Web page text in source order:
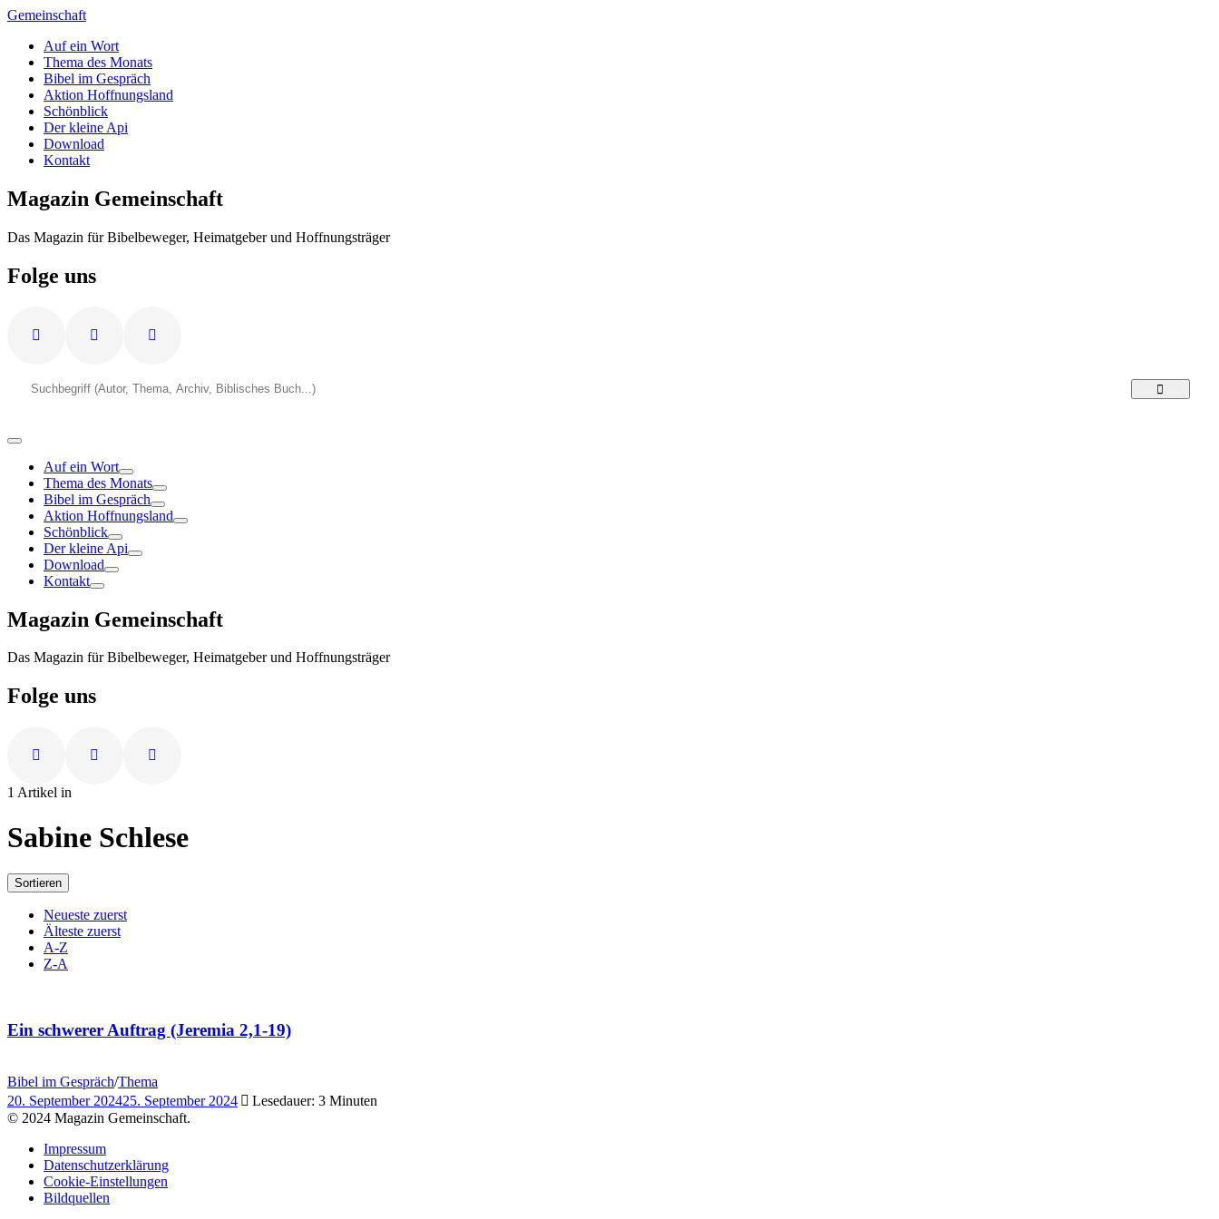
Zum
springen
Gemeinschaft
Auf ein Wort
Thema des Monats
Bibel im Gespräch
Aktion Hoffnungsland
Schönblick
Der kleine Api
Download
Kontakt
Magazin Gemeinschaft
Das Magazin für Bibelbeweger, Heimatgeber und Hoffnungsträger
Folge uns
Auf ein Wort
Thema des Monats
Bibel im Gespräch
Aktion Hoffnungsland
Schönblick
Der kleine Api
Download
Kontakt
Magazin Gemeinschaft
Das Magazin für Bibelbeweger, Heimatgeber und Hoffnungsträger
Folge uns
1 Artikel in
Sabine Schlese
Sortieren
Neueste zuerst
Älteste zuerst
A-Z
Z-A
Ein schwerer Auftrag (Jeremia 2,1-19)
Bibel im Gespräch/Thema
20. September 202425. September 2024
Lesedauer: 3 Minuten
© 2024 Magazin Gemeinschaft.
Impressum
Datenschutzerklärung
Cookie-Einstellungen
Bildquellen